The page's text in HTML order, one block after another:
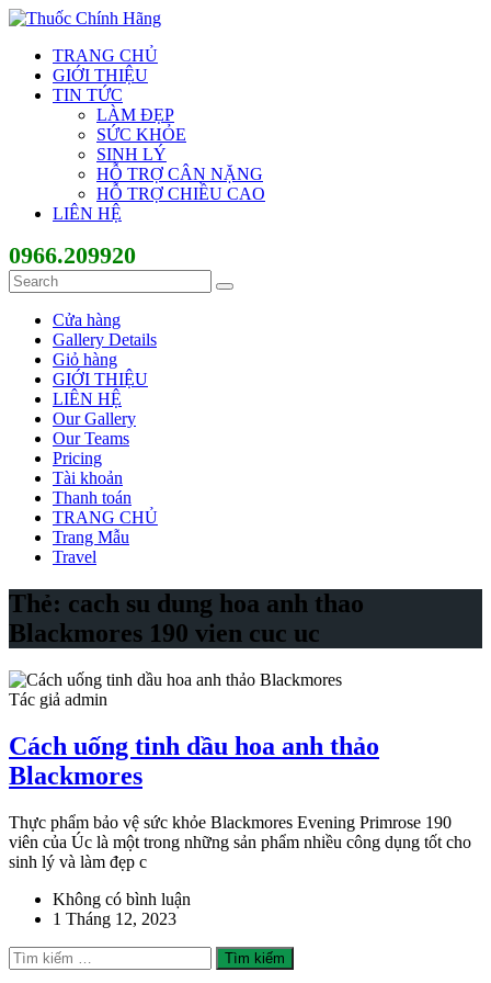
TRANG CHỦ
GIỚI THIỆU
TIN TỨC
LÀM ĐẸP
SỨC KHỎE
SINH LÝ
HỖ TRỢ CÂN NẶNG
HỖ TRỢ CHIỀU CAO
LIÊN HỆ
0966.209920
Cửa hàng
Gallery Details
Giỏ hàng
GIỚI THIỆU
LIÊN HỆ
Our Gallery
Our Teams
Pricing
Tài khoản
Thanh toán
TRANG CHỦ
Trang Mẫu
Travel
Thẻ: cach su dung hoa anh thao
Blackmores 190 vien cuc uc
Tác giả admin
Cách uống tinh dầu hoa anh thảo
Blackmores
Thực phẩm bảo vệ sức khỏe Blackmores Evening Primrose 190
viên của Úc là một trong những sản phẩm nhiều công dụng tốt cho
sinh lý và làm đẹp c
Không có bình luận
1 Tháng 12, 2023
Tìm
kiếm